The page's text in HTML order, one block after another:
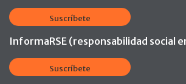
Suscríbete
InformaRSE (responsabilidad social
Suscríbete